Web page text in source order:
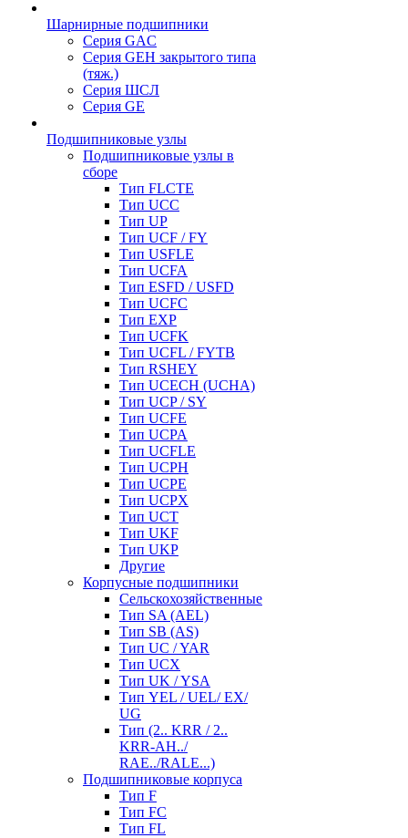
Шарнирные подшипники
Серия GAC
Серия GEH закрытого типа
(тяж.)
Серия ШСЛ
Серия GE
Подшипниковые узлы
Подшипниковые узлы в
сборе
Тип FLCTE
Тип UCC
Тип UP
Тип UCF / FY
Тип USFLE
Тип UCFA
Тип ESFD / USFD
Тип UCFC
Тип EXP
Тип UCFK
Тип UCFL / FYTB
Тип RSHEY
Тип UCECH (UCHA)
Тип UCP / SY
Тип UCFE
Тип UCPA
Тип UCFLE
Тип UCPH
Тип UCPE
Тип UCPX
Тип UCT
Тип UKF
Тип UKP
Другие
Корпусные подшипники
Сельскохозяйственные
Тип SA (AEL)
Тип SB (AS)
Тип UC / YAR
Тип UCX
Тип UK / YSA
Тип YEL / UEL/ EX/
UG
Тип (2.. KRR / 2..
KRR-AH../
RAE../RALE...)
Подшипниковые корпуса
Тип F
Тип FC
Тип FL